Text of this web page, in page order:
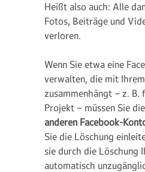
Heißt also auch: Alle
Fotos, Beiträge und
verloren.
Wenn Sie etwa eine
verwalten, die mit
zusammenhängt – z. B.
Projekt – müssen Sie
anderen Facebook-
Sie die Löschung
sie durch die Löschung
automatisch